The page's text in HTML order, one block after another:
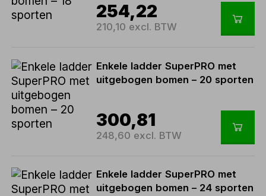
254,22
210,10 excl. BTW
Enkele ladder SuperPRO met
uitgebogen bomen – 20 sporten
300,81
248,60 excl. BTW
Enkele ladder SuperPRO met
uitgebogen bomen – 24 sporten